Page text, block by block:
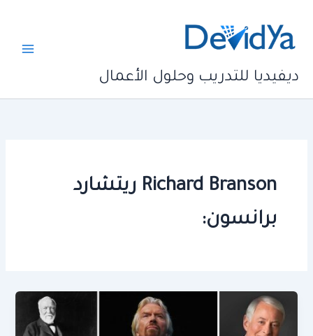
المحتوى
ديفيديا للتدريب وحلول الأعمال
Richard Branson ريتشارد
برانسون: